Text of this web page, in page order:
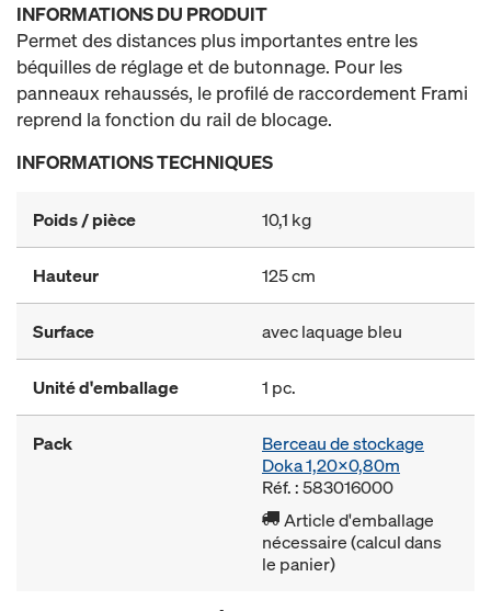
INFORMATIONS DU PRODUIT
Permet des distances plus importantes entre les
béquilles de réglage et de butonnage. Pour les
panneaux rehaussés, le profilé de raccordement Frami
reprend la fonction du rail de blocage.
INFORMATIONS TECHNIQUES
Poids / pièce 10,1 kg
Hauteur 125 cm
Surface avec laquage bleu
Unité d'emballage 1 pc.
Pack
Berceau de stockage
Doka 1,20x0,80m
Réf. : 583016000
Article d'emballage
nécessaire (calcul dans
le panier)